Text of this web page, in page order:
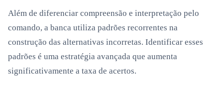
Além de diferenciar compreensão e interpretação pelo
comando, a banca utiliza padrões recorrentes na
construção das alternativas incorretas. Identificar esses
padrões é uma estratégia avançada que aumenta
significativamente a taxa de acertos.